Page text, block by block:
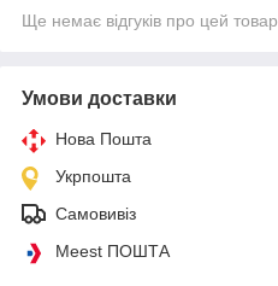
Ще немає відгуків про цей товар
Умови доставки
Нова Пошта
Укрпошта
Самовивіз
Meest ПОШТА